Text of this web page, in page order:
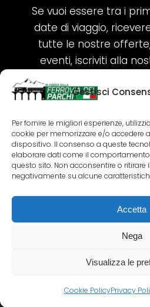
Gestisci
Per fornire le migliori esperienze,
cookie per memorizzare e/o accedere
dispositivo. Il consenso a queste
elaborare dati come il
questo sito. Non acconsentire o
negativamente su alcune
Accetta
Nega
Visualizza le
Cookie PolicyPrivacy
Se vuoi essere tra i
date di viaggio,
tutte le nostre
eventi, iscriviti alla
ISCRIVITI
SEGUICI SUI
COPYRIGHT 2018-2025
SRL
AGENZIA VIAGGI E TOUR